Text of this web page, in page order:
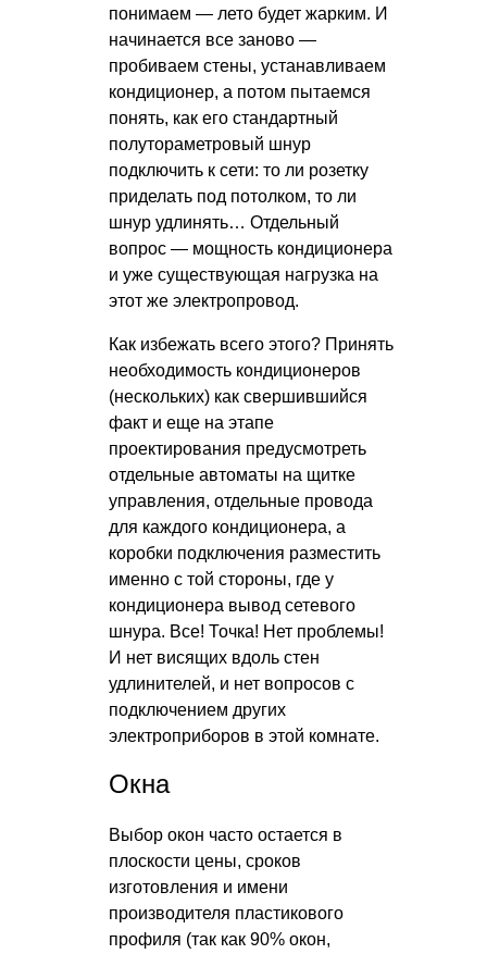
понимаем — лето будет жарким. И
начинается все заново —
пробиваем стены, устанавливаем
кондиционер, а потом пытаемся
понять, как его стандартный
полутораметровый шнур
подключить к сети: то ли розетку
приделать под потолком, то ли
шнур удлинять… Отдельный
вопрос — мощность кондиционера
и уже существующая нагрузка на
этот же электропровод.
Как избежать всего этого? Принять
необходимость кондиционеров
(нескольких) как свершившийся
факт и еще на этапе
проектирования предусмотреть
отдельные автоматы на щитке
управления, отдельные провода
для каждого кондиционера, а
коробки подключения разместить
именно с той стороны, где у
кондиционера вывод сетевого
шнура. Все! Точка! Нет проблемы!
И нет висящих вдоль стен
удлинителей, и нет вопросов с
подключением других
электроприборов в этой комнате.
Окна
Выбор окон часто остается в
плоскости цены, сроков
изготовления и имени
производителя пластикового
профиля (так как 90% окон,